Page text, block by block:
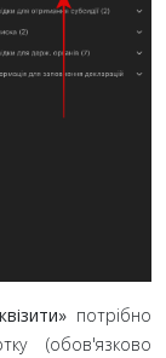
потрібно
(обов'язково